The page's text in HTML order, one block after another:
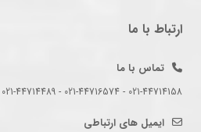
ارتباط با ما
تماس با ما
021-44714158 - 021-44716574 - 021-44714489
ایمیل های ارتباطی